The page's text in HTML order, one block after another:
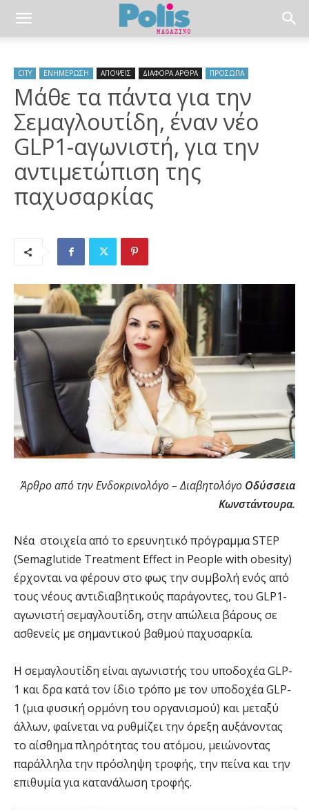
CITY ΕΝΗΜΕΡΩΣΗ ΑΠΟΨΕΙΣ ΔΙΑΦΟΡΑ ΑΡΘΡΑ ΠΡΟΣΩΠΑ
Μάθε τα πάντα για την
Σεμαγλουτίδη, έναν νέο
GLP1-αγωνιστή, για την
αντιμετώπιση της
παχυσαρκίας
Άρθρο από την Ενδοκρινολόγο – Διαβητολόγο Οδύσσεια
Κωνστάντουρα.
Νέα στοιχεία από το ερευνητικό πρόγραμμα STEP
(Semaglutide Treatment Effect in People with obesity)
έρχονται να φέρουν στο φως την συμβολή ενός από
τους νέους αντιδιαβητικούς παράγοντες, του GLP1-
αγωνιστή σεμαγλουτίδη, στην απώλεια βάρους σε
ασθενείς με σημαντικού βαθμού παχυσαρκία.
Η σεμαγλουτίδη είναι αγωνιστής του υποδοχέα GLP-
1 και δρα κατά τον ίδιο τρόπο με τον υποδοχέα GLP-
1 (μια φυσική ορμόνη του οργανισμού) και μεταξύ
άλλων, φαίνεται να ρυθμίζει την όρεξη αυξάνοντας
το αίσθημα πληρότητας του ατόμου, μειώνοντας
παράλληλα την πρόσληψη τροφής, την πείνα και την
επιθυμία για κατανάλωση τροφής.